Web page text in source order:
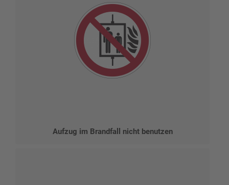
Aufzug im Brandfall nicht benutzen